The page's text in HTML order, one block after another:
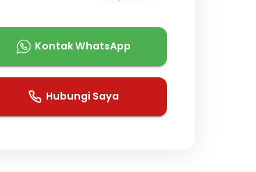
Kontak WhatsApp
Hubungi Saya